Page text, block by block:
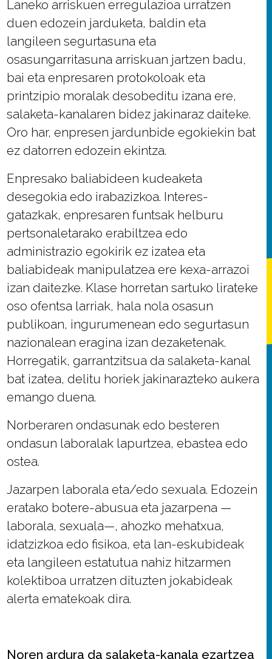
Laneko arriskuen erregulazioa urratzen
duen edozein jarduketa, baldin eta
langileen segurtasuna eta
osasungarritasuna arriskuan jartzen badu,
bai eta enpresaren protokoloak eta
printzipio moralak desobeditu izana ere,
salaketa-kanalaren bidez jakinaraz daiteke.
Oro har, enpresen jardunbide egokiekin bat
ez datorren edozein ekintza.
Enpresako baliabideen kudeaketa
desegokia edo irabazizkoa. Interes-
gatazkak, enpresaren funtsak helburu
pertsonaletarako erabiltzea edo
administrazio egokirik ez izatea eta
baliabideak manipulatzea ere kexa-arrazoi
izan daitezke. Klase horretan sartuko lirateke
oso ofentsa larriak, hala nola osasun
publikoan, ingurumenean edo segurtasun
nazionalean eragina izan dezaketenak.
Horregatik, garrantzitsua da salaketa-kanal
bat izatea, delitu horiek jakinarazteko aukera
emango duena.
Norberaren ondasunak edo besteren
ondasun laboralak lapurtzea, ebastea edo
ostea.
Jazarpen laborala eta/edo sexuala. Edozein
eratako botere-abusua eta jazarpena —
laborala, sexuala—, ahozko mehatxua,
idatzizkoa edo fisikoa, eta lan-eskubideak
eta langileen estatutua nahiz hitzarmen
kolektiboa urratzen dituzten jokabideak
alerta ematekoak dira.
Noren ardura da salaketa-kanala ezartzea